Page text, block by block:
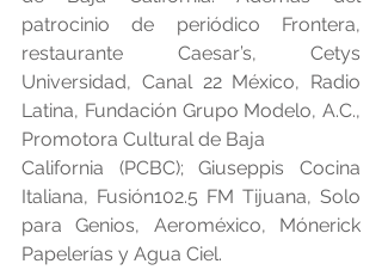
patrocinio de periódico Frontera,
restaurante Caesar’s, Cetys
Universidad, Canal 22 México, Radio
Latina, Fundación Grupo Modelo, A.C.,
Promotora Cultural de Baja
California (PCBC); Giuseppis Cocina
Italiana, Fusión102.5 FM Tijuana, Solo
para Genios, Aeroméxico, Mónerick
Papelerías y Agua Ciel.